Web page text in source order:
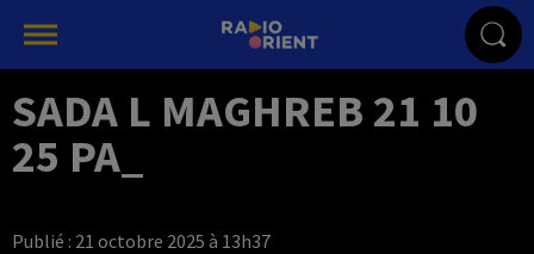
SADA L MAGHREB 21 10
25 PA_
Publié : 21 octobre 2025 à 13h37